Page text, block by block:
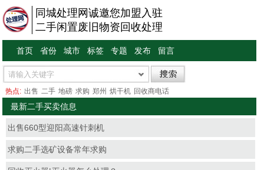
同城处理网诚邀您加盟入驻
二手闲置废旧物资回收处理
首页 省份 城市 标签 专题 发布 留言
热点: 出售 二手 地磅 求购 郑州 烘干机 回收商电话
最新二手买卖信息
出售660型迎阳高速针刺机
求购二手选矿设备常年求购